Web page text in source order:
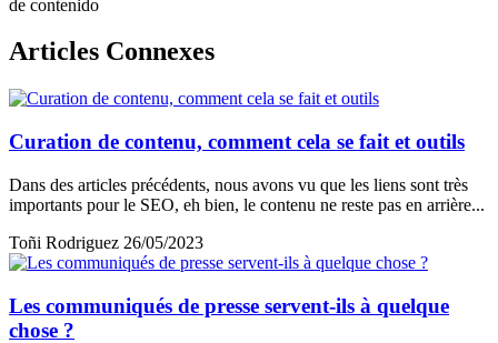
de contenido
Articles Connexes
Curation de contenu, comment cela se fait et outils
Dans des articles précédents, nous avons vu que les liens sont très
importants pour le SEO, eh bien, le contenu ne reste pas en arrière...
Toñi Rodriguez 26/05/2023
Les communiqués de presse servent-ils à quelque
chose ?